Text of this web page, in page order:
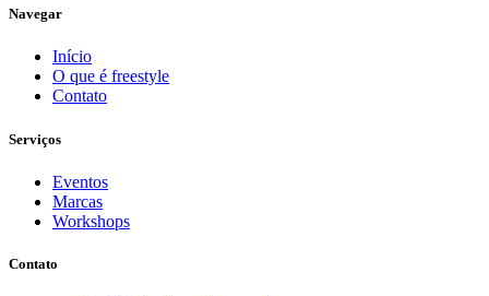
Navegar
Início
O que é freestyle
Contato
Serviços
Eventos
Marcas
Workshops
Contato